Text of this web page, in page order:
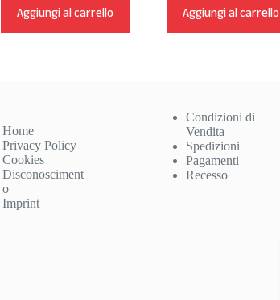
era:
€2.20.
è:
€1.50.
Aggiungi al carrello
era:
€3.50.
è:
€2.80.
Aggiungi al carrello
Home
Privacy Policy
Cookies
Disconosciment
o
Imprint
Condizioni di
Vendita
Spedizioni
Pagamenti
Recesso